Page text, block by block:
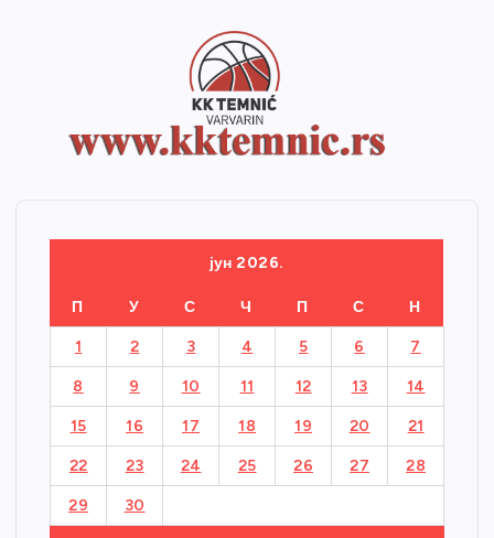
јун 2026.
П У С Ч П С Н
1 2 3 4 5 6 7
8 9 10 11 12 13 14
15 16 17 18 19 20 21
22 23 24 25 26 27 28
29 30